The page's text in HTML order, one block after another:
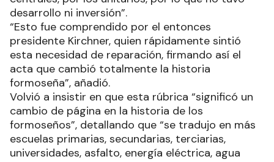
desarrollo ni inversión”.
“Esto fue comprendido por el entonces
presidente Kirchner, quien rápidamente sintió
esta necesidad de reparación, firmando así el
acta que cambió totalmente la historia
formoseña”, añadió.
Volvió a insistir en que esta rúbrica “significó un
cambio de página en la historia de los
formoseños”, detallando que “se tradujo en más
escuelas primarias, secundarias, terciarias,
universidades, asfalto, energía eléctrica, agua